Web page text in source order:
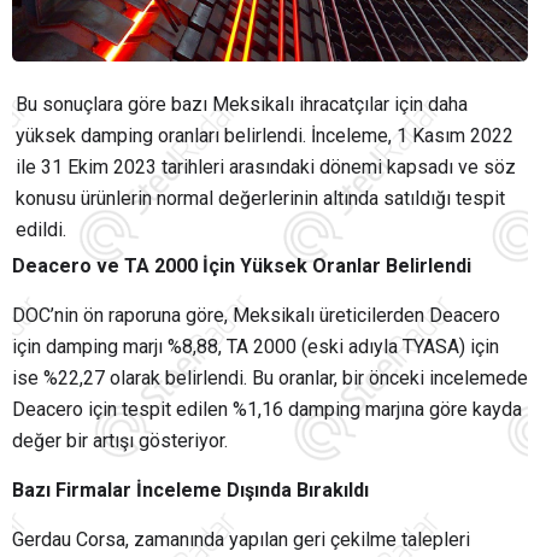
Bu sonuçlara göre bazı Meksikalı ihracatçılar için daha
yüksek damping oranları belirlendi. İnceleme, 1 Kasım 2022
ile 31 Ekim 2023 tarihleri arasındaki dönemi kapsadı ve söz
konusu ürünlerin normal değerlerinin altında satıldığı tespit
edildi.
Deacero ve TA 2000 İçin Yüksek Oranlar Belirlendi
DOC’nin ön raporuna göre, Meksikalı üreticilerden Deacero
için damping marjı %8,88, TA 2000 (eski adıyla TYASA) için
ise %22,27 olarak belirlendi. Bu oranlar, bir önceki incelemede
Deacero için tespit edilen %1,16 damping marjına göre kayda
değer bir artışı gösteriyor.
Bazı Firmalar İnceleme Dışında Bırakıldı
Gerdau Corsa, zamanında yapılan geri çekilme talepleri